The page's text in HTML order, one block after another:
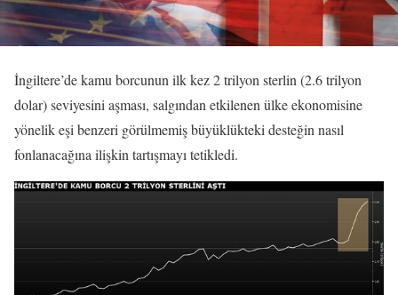
İngiltere’de kamu borcunun ilk kez 2 trilyon sterlin (2.6 trilyon
dolar) seviyesini aşması, salgından etkilenen ülke ekonomisine
yönelik eşi benzeri görülmemiş büyüklükteki desteğin nasıl
fonlanacağına ilişkin tartışmayı tetikledi.